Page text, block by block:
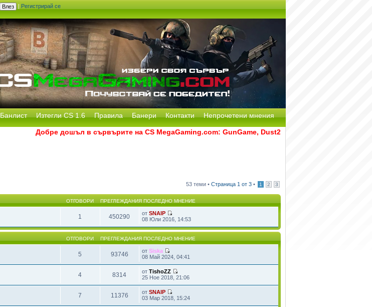
| Регистрирай се
Банлист Изтегли CS 1.6 Правила Банери Контакти Непрочетени мнения
Добре дошъл в сървърите на CS MegaGaming.com: GunGame, Dust2, CS:GO Remake [Multi-
53 теми • Страница 1 от 3 • 1 2 3
ОТГОВОРИ ПРЕГЛЕЖДАНИЯ ПОСЛЕДНО МНЕНИЕ
1 450290 отSNAIP
08 Юли 2016, 14:53
ОТГОВОРИ ПРЕГЛЕЖДАНИЯ ПОСЛЕДНО МНЕНИЕ
5 93746 отSiska
08 Май 2024, 04:41
4 8314 отTishoZZ
25 Ное 2018, 21:06
7 11376 отSNAIP
03 Мар 2018, 15:24